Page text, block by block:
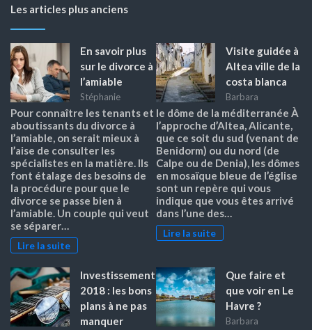
Les articles plus anciens
En savoir plus
sur le divorce à
l’amiable
Stéphanie
Pour connaître les tenants et
aboutissants du divorce à
l’amiable, on serait mieux à
l’aise de consulter les
spécialistes en la matière. Ils
font étalage des besoins de
la procédure pour que le
divorce se passe bien à
l’amiable. Un couple qui veut
se séparer…
Lire la suite
Visite guidée à
Altea ville de la
costa blanca
Barbara
le dôme de la méditerranée À
l’approche d’Altea, Alicante,
que ce soit du sud (venant de
Benidorm) ou du nord (de
Calpe ou de Denia), les dômes
en mosaïque bleue de l’église
sont un repère qui vous
indique que vous êtes arrivé
dans l’une des…
Lire la suite
Investissement
2018 : les bons
plans à ne pas
manquer
Que faire et
que voir en Le
Havre ?
Barbara